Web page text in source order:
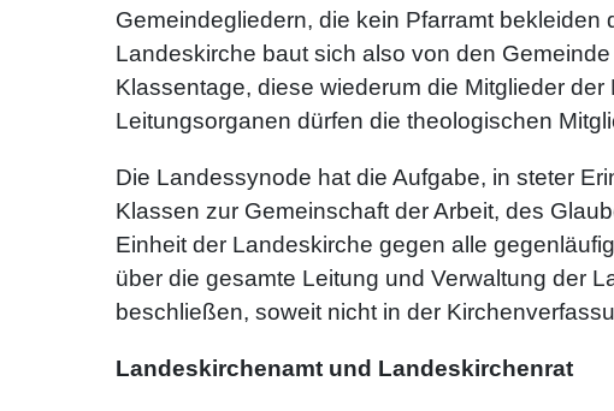
Gemeindegliedern, die kein Pfarramt
Landeskirche baut sich also von den
Klassentage, diese wiederum die Mitglieder
Leitungsorganen dürfen die theologischen
Die Landessynode hat die Aufgabe, in steter
Klassen zur Gemeinschaft der Arbeit, des
Einheit der Landeskirche gegen alle
über die gesamte Leitung und Verwaltung der
beschließen, soweit nicht in der
Landeskirchenamt und Landeskirchenrat